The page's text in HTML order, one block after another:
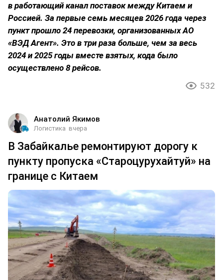
в работающий канал поставок между Китаем и
Россией. За первые семь месяцев 2026 года через
пункт прошло 24 перевозки, организованных АО
«ВЭД Агент». Это в три раза больше, чем за весь
2024 и 2025 годы вместе взятых, кода было
осуществлено 8 рейсов.
532
Анатолий Якимов
Логистика вчера
В Забайкалье ремонтируют дорогу к
пункту пропуска «Староцурухайтуй» на
границе с Китаем